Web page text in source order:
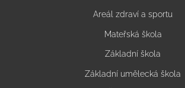
Areál zdraví a sportu
Mateřská škola
Základní škola
Základní umělecká škola